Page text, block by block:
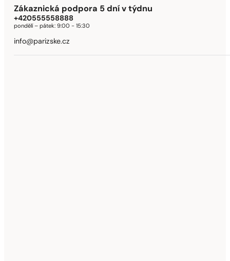
Zákaznická podpora 5 dní v týdnu
+420555558888
pondělí – pátek:9:00 - 15:30
info@parizske.cz